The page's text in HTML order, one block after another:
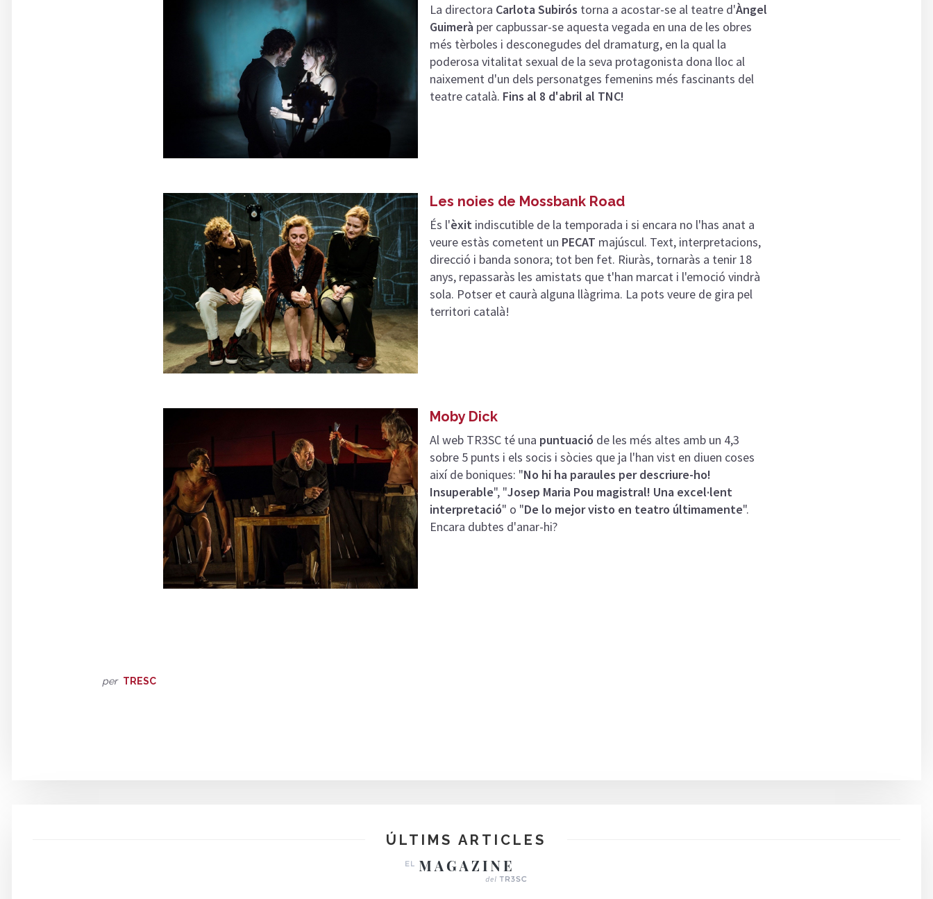
La directora Carlota Subirós torna a acostar-se al teatre d'Àngel
Guimerà per capbussar-se aquesta vegada en una de les obres
més tèrboles i desconegudes del dramaturg, en la qual la
poderosa vitalitat sexual de la seva protagonista dona lloc al
naixement d'un dels personatges femenins més fascinants del
teatre català. Fins al 8 d'abril al TNC!
Les noies de Mossbank Road
És l'èxit indiscutible de la temporada i si encara no l'has anat a
veure estàs cometent un PECAT majúscul. Text, interpretacions,
direcció i banda sonora; tot ben fet. Riuràs, tornaràs a tenir 18
anys, repassaràs les amistats que t'han marcat i l'emoció vindrà
sola. Potser et caurà alguna llàgrima. La pots veure de gira pel
territori català!
Moby Dick
Al web TR3SC té una puntuació de les més altes amb un 4,3
sobre 5 punts i els socis i sòcies que ja l'han vist en diuen coses
així de boniques: "No hi ha paraules per descriure-ho!
Insuperable", "Josep Maria Pou magistral! Una excel·lent
interpretació" o "De lo mejor visto en teatro últimamente".
Encara dubtes d'anar-hi?
per TRESC
ÚLTIMS ARTICLES